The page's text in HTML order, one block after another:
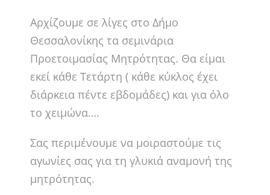
Αρχίζουμε σε λίγες στο Δήμο
Θεσσαλονίκης τα σεμινάρια
Προετοιμασίας Μητρότητας. Θα είμαι
εκεί κάθε Τετάρτη ( κάθε κύκλος έχει
διάρκεια πέντε εβδομάδες) και για όλο
το χειμώνα….
Σας περιμένουμε να μοιραστούμε τις
αγωνίες σας για τη γλυκιά αναμονή της
μητρότητας.